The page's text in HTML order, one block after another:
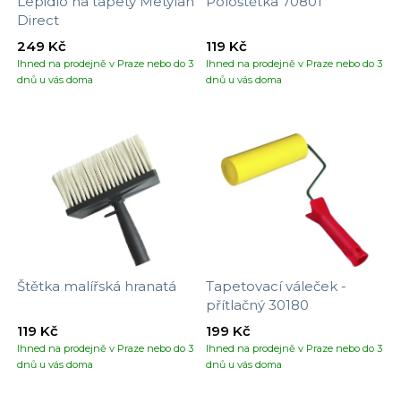
Direct
Ihned na prodejně v Praze nebo do 3
dnů u vás doma
249 Kč
Ihned na prodejně v Praze nebo do 3
dnů u vás doma
119 Kč
Štětka malířská hranatá
Ihned na prodejně v Praze nebo do 3
dnů u vás doma
119 Kč
Tapetovací váleček -
přítlačný 30180
Ihned na prodejně v Praze nebo do 3
dnů u vás doma
199 Kč